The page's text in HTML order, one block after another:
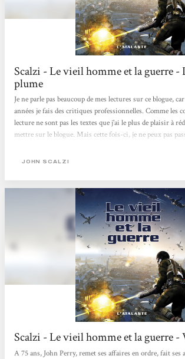
Scalzi - Le vieil homme et la guerre -
plume
Je ne parle pas beaucoup de mes lectures sur ce blogue,
années je fais des critiques professionnelles. Comme les
lecture ne sont pas les textes que j'ai le plus de plaisir à
mettre sur le blogue. Mais cette fois-ci, je ne peux pas
l'attention qu'il pourra récolter. Cela étant dit... J'aime
jour coloniser d'autres planètes, bâtir...
JOHN SCALZI
Scalzi - Le vieil homme et la guerre -
A 75 ans, John Perry, remet ses affaires en ordre, fait ses